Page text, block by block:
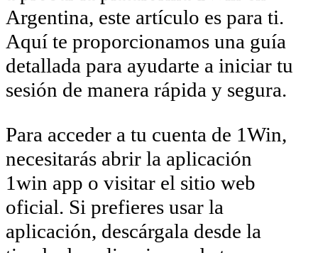
Argentina, este artículo es para ti.
Aquí te proporcionamos una guía
detallada para ayudarte a iniciar tu
sesión de manera rápida y segura.
Para acceder a tu cuenta de 1Win,
necesitarás abrir la aplicación
1win app o visitar el sitio web
oficial. Si prefieres usar la
aplicación, descárgala desde la